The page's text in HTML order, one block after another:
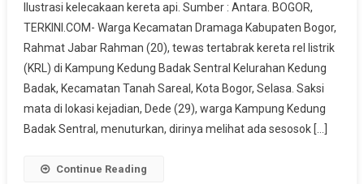
Terkini
:
Warga
Dramaga
Tewas
Tertabrak
KRL
Ilustrasi kelecakaan kereta api. Sumber : Antara. BOGOR,
TERKINI.COM- Warga Kecamatan Dramaga Kabupaten Bogor,
Rahmat Jabar Rahman (20), tewas tertabrak kereta rel listrik
(KRL) di Kampung Kedung Badak Sentral Kelurahan Kedung
Badak, Kecamatan Tanah Sareal, Kota Bogor, Selasa. Saksi
mata di lokasi kejadian, Dede (29), warga Kampung Kedung
Badak Sentral, menuturkan, dirinya melihat ada sesosok […]
Continue Reading